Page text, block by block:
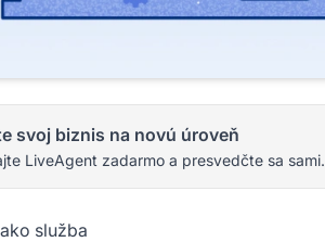
svoj biznis na novú úroveň
LiveAgent zadarmo a presvedčte sa sami.
služba